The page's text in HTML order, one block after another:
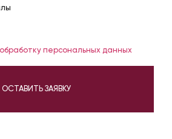
обработку персональных данных
ОСТАВИТЬ ЗАЯВКУ